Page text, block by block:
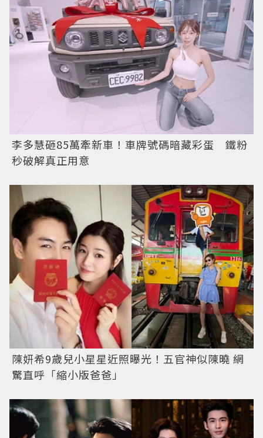
李多慧砸85萬牽新車！車牌號碼暗藏彩蛋 鐵粉
秒破解真正用意
陳妍希9歲兒小星星近照曝光！五官神似陳曉 網
驚直呼「縮小版爸爸」